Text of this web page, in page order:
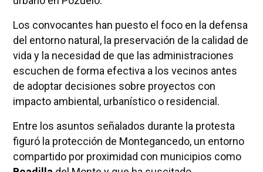
Los convocantes han puesto el foco en la defensa
del entorno natural, la preservación de la calidad de
vida y la necesidad de que las administraciones
escuchen de forma efectiva a los vecinos antes
de adoptar decisiones sobre proyectos con
impacto ambiental, urbanístico o residencial.
Entre los asuntos señalados durante la protesta
figuró la protección de Montegancedo, un entorno
compartido por proximidad con municipios como